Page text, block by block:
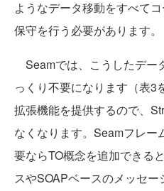
ようなデータ移動をすべて
保守を行う必要があります。
Seamでは、こうしたデー
っくり不要になります（表3
拡張機能を提供するので、
なくなります。Seamフレー
要ならTO概念を追加できる
スやSOAPベースのメッセ